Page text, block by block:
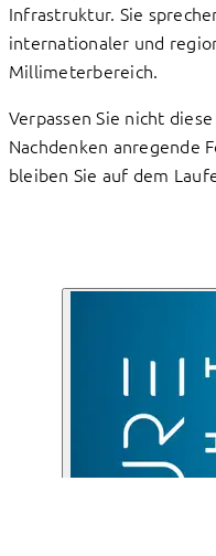
Infrastruktur. Sie
internationaler und
Millimeterbereich.
Verpassen Sie nicht
Nachdenken anregende
bleiben Sie auf dem